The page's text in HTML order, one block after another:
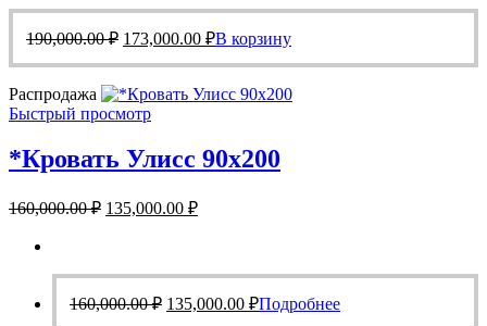
составляла
190,000.00 ₽.
173,000.00 ₽.
190,000.00₽ Первоначальная
составляла
190,000.00 ₽.
173,000.00 ₽Текущая
цена:
В корзину
Распродажа
Быстрый просмотр
*Кровать Улисс 90х200
160,000.00₽ Первоначальная
135,000.00 ₽Текущая
160,000.00₽ Первоначальная
135,000.00 ₽Текущая
цена:
Подробнее